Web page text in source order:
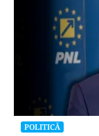
POLITICĂ